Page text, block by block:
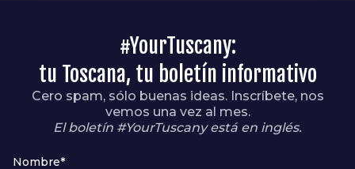
#YourTuscany:
tu Toscana, tu boletín informativo
Cero spam, sólo buenas ideas. Inscríbete, nos
vemos una vez al mes.
El boletín #YourTuscany está en inglés.
Nombre*